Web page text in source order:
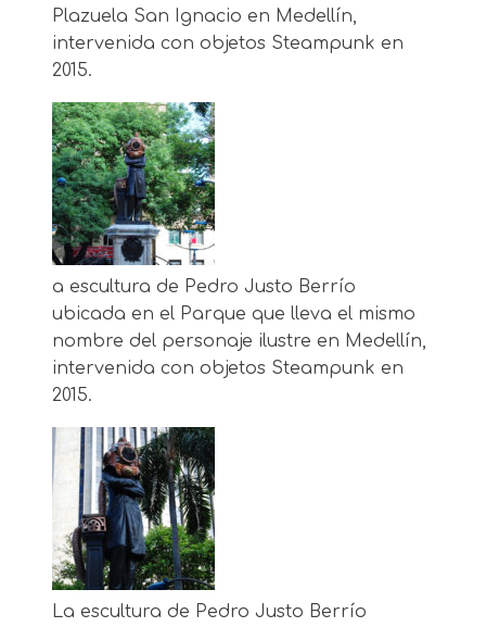
Plazuela San Ignacio en Medellín,
intervenida con objetos Steampunk en
2015.
a escultura de Pedro Justo Berrío
ubicada en el Parque que lleva el mismo
nombre del personaje ilustre en Medellín,
intervenida con objetos Steampunk en
2015.
La escultura de Pedro Justo Berrío